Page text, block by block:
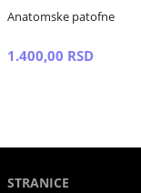
Anatomske patofne
1.400,00 RSD
STRANICE